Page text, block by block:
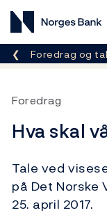
Norges Bank
Her er du nå:
Foredrag og
Foredrag
Hva skal
Tale ved
på Det Norske
25. april 2017.